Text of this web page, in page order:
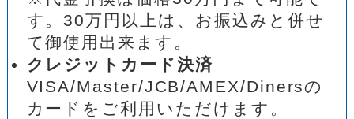
す。30万円以上は、お振込みと併せ
て御使用出来ます。
クレジットカード決済
VISA/Master/JCB/AMEX/Dinersの
カードをご利用いただけます。